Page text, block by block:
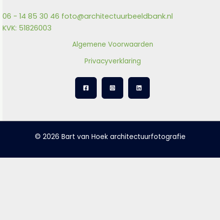
06 - 14 85 30 46 foto@architectuurbeeldbank.nl
KVK: 51826003
Algemene Voorwaarden
Privacyverklaring
© 2026 Bart van Hoek architectuurfotografie